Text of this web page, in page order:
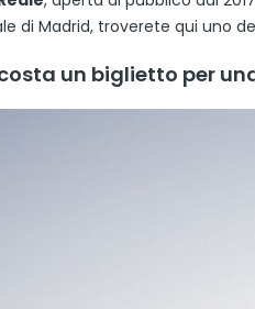
di Madrid, troverete qui uno
un biglietto per